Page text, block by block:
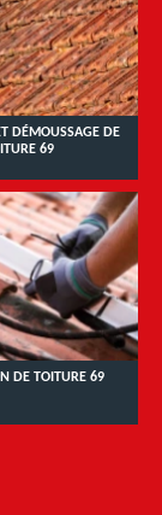
DÉMOUSSAGE DE
69
DE TOITURE 69